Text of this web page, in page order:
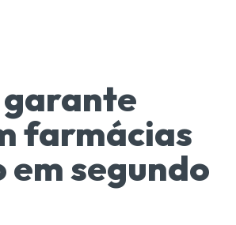
garante
farmácias
segundo